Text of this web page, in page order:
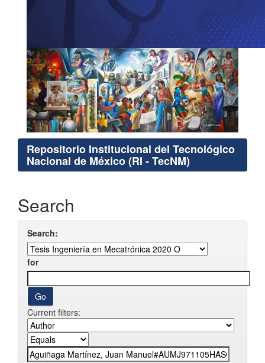
Repositorio Institucional del Tecnológico
Nacional de México (RI - TecNM)
Search
Search:
for
Current filters: